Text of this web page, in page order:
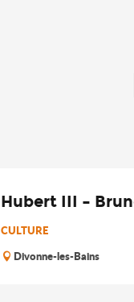
Hubert III –
CULTURE
Divonne-les-Bains